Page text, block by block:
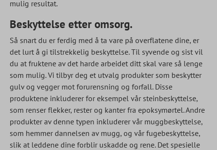
mulig resultat.
Beskyttelse etter omsorg.
Så snart du er ferdig med å ta vare på overflatene dine, er
det lurt å gi tilstrekkelig beskyttelse. Til syvende og sist vil
du at fruktene av det harde arbeidet ditt skal vare så lenge
som mulig. Vi tilbyr deg et utvalg produkter som beskytter
gulv og vegger mot forurensning og forfall. Disse
produktene inkluderer for eksempel vår steinbeskyttelse,
som renser flekker, rester og kanter fra epoksymørtel. Andre
produkter av denne typen inkluderer vår muggbeskyttelse,
som hemmer dannelsen av mugg, og vår fugebeskyttelse,
slik at leddene dine forblir uskadde og rene. Det spesielle